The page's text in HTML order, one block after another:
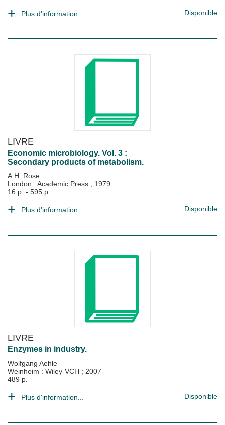
Plus d'information... Disponible
LIVRE
Economic microbiology. Vol. 3 :
Secondary products of metabolism.
A.H. Rose
London : Academic Press ; 1979
16 p. - 595 p.
Plus d'information... Disponible
LIVRE
Enzymes in industry.
Wolfgang Aehle
Weinheim : Wiley-VCH ; 2007
489 p.
Plus d'information... Disponible